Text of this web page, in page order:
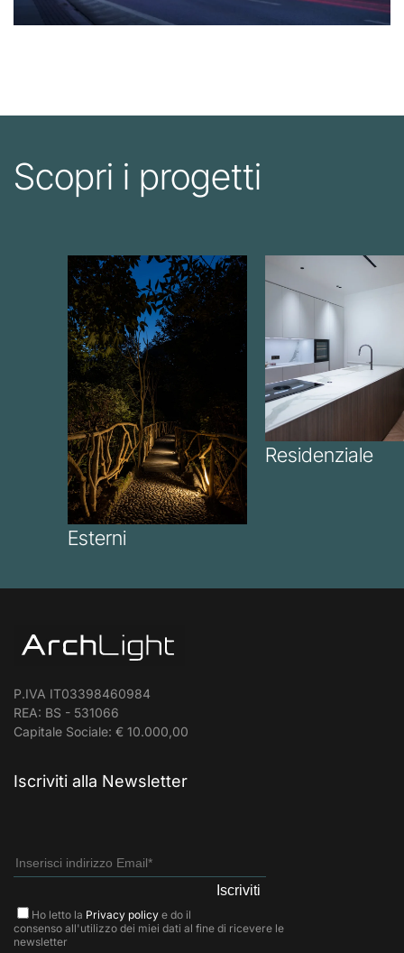
Scopri i progetti
Esterni
Residenziale
P.IVA IT03398460984
REA: BS - 531066
Capitale Sociale: € 10.000,00
Iscriviti alla Newsletter
Ho letto la Privacy policy e do il
consenso all'utilizzo dei miei dati al fine di ricevere le
newsletter